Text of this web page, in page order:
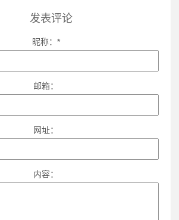
发表评论
昵称：*
邮箱：
网址：
内容：